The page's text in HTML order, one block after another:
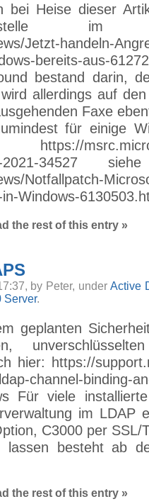
bei Heise dieser
im
Jetzt-handeln-
bereits-aus-
bestand darin,
allerdings auf
Faxe
für einige
2021-34527
Notfallpatch-
Windows-
the rest of this entry »
by Peter, underActive
Server.
geplanten
hier: https://
channel-binding-
Für viele
im LDAP
C3000 per SSL/
lassen besteht ab
the rest of this entry »